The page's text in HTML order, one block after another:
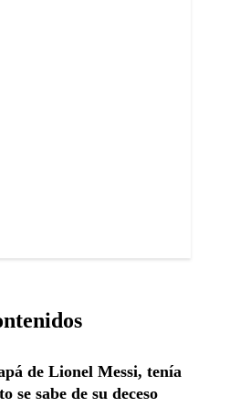
de Lionel Messi, tenía
se sabe de su deceso